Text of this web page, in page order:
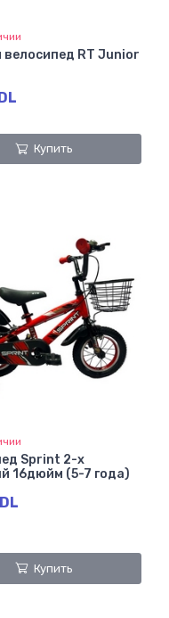
велосипед RT Junior
Купить
Sprint 2-х
16дюйм (5-7 года)
Купить